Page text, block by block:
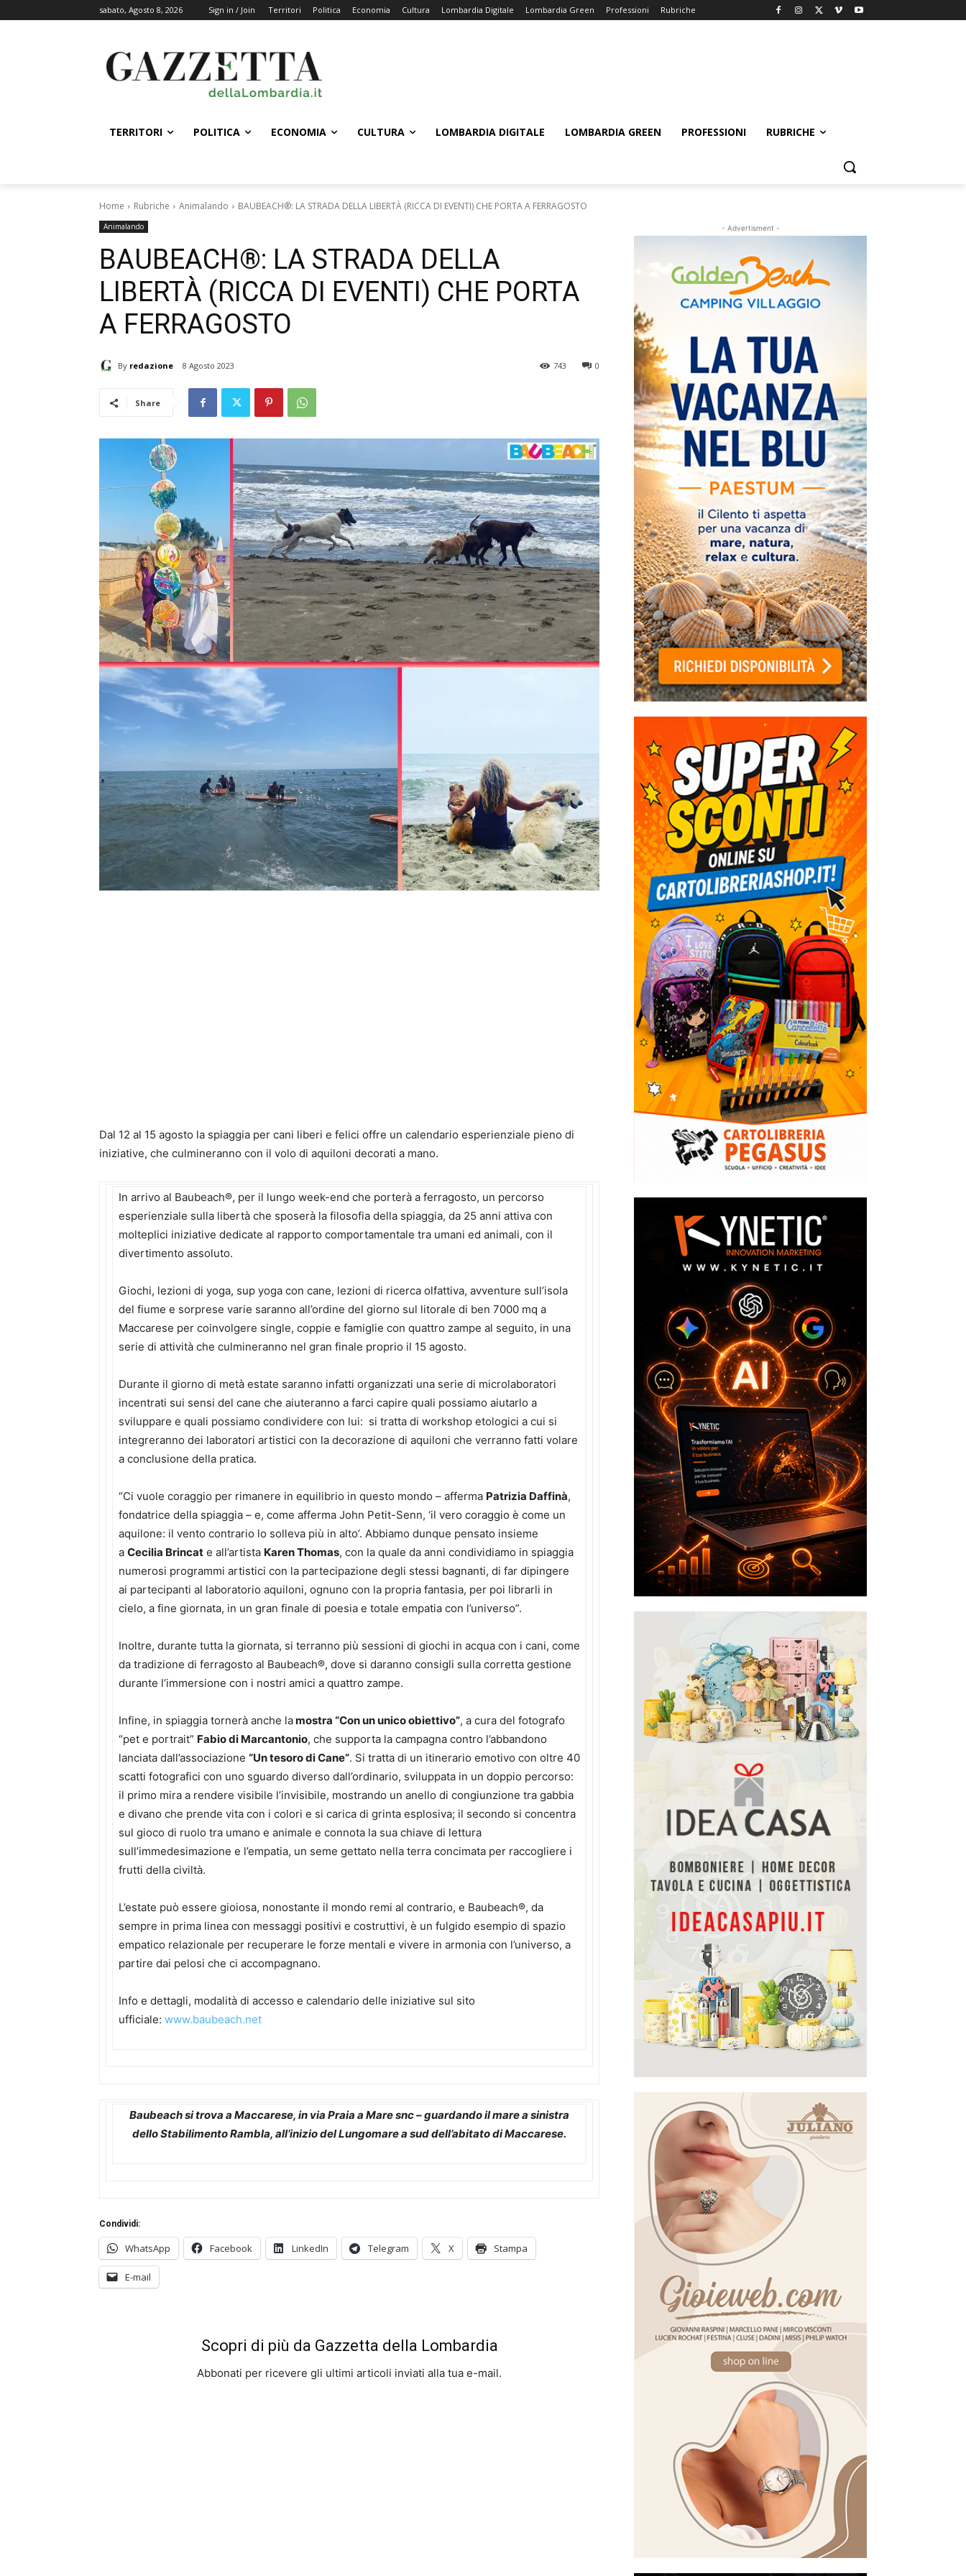
sabato, Agosto 8, 2026 Sign in / Join Territori Politica Economia Cultura Lombardia Digitale Lombardia Green Professioni Rubriche
TERRITORI POLITICA ECONOMIA CULTURA LOMBARDIA DIGITALE LOMBARDIA GREEN PROFESSIONI RUBRICHE
Home Rubriche Animalando BAUBEACH®: LA STRADA DELLA LIBERTÀ (RICCA DI EVENTI) CHE PORTA A FERRAGOSTO
Animalando
BAUBEACH®: LA STRADA DELLA
LIBERTÀ (RICCA DI EVENTI) CHE PORTA
A FERRAGOSTO
By redazione 8 Agosto 2023 0
743
Share
Dal 12 al 15 agosto la spiaggia per cani liberi e felici offre un calendario esperienziale pieno di
iniziative, che culmineranno con il volo di aquiloni decorati a mano.
In arrivo al Baubeach®, per il lungo week-end che porterà a ferragosto, un percorso
esperienziale sulla libertà che sposerà la filosofia della spiaggia, da 25 anni attiva con
molteplici iniziative dedicate al rapporto comportamentale tra umani ed animali, con il
divertimento assoluto.
Giochi, lezioni di yoga, sup yoga con cane, lezioni di ricerca olfattiva, avventure sull’isola
del fiume e sorprese varie saranno all’ordine del giorno sul litorale di ben 7000 mq a
Maccarese per coinvolgere single, coppie e famiglie con quattro zampe al seguito, in una
serie di attività che culmineranno nel gran finale proprio il 15 agosto.
Durante il giorno di metà estate saranno infatti organizzati una serie di microlaboratori
incentrati sui sensi del cane che aiuteranno a farci capire quali possiamo aiutarlo a
sviluppare e quali possiamo condividere con lui: si tratta di workshop etologici a cui si
integreranno dei laboratori artistici con la decorazione di aquiloni che verranno fatti volare
a conclusione della pratica.
“Ci vuole coraggio per rimanere in equilibrio in questo mondo – afferma Patrizia Daffinà,
fondatrice della spiaggia – e, come afferma John Petit-Senn, ‘il vero coraggio è come un
aquilone: il vento contrario lo solleva più in alto’. Abbiamo dunque pensato insieme
a Cecilia Brincat e all’artista Karen Thomas, con la quale da anni condividiamo in spiaggia
numerosi programmi artistici con la partecipazione degli stessi bagnanti, di far dipingere
ai partecipanti al laboratorio aquiloni, ognuno con la propria fantasia, per poi librarli in
cielo, a fine giornata, in un gran finale di poesia e totale empatia con l’universo”.
Inoltre, durante tutta la giornata, si terranno più sessioni di giochi in acqua con i cani, come
da tradizione di ferragosto al Baubeach®, dove si daranno consigli sulla corretta gestione
durante l’immersione con i nostri amici a quattro zampe.
Infine, in spiaggia tornerà anche lamostra “Con un unico obiettivo”, a cura del fotografo
“pet e portrait” Fabio di Marcantonio, che supporta la campagna contro l’abbandono
lanciata dall’associazione “Un tesoro di Cane”. Si tratta di un itinerario emotivo con oltre 40
scatti fotografici con uno sguardo diverso dall’ordinario, sviluppata in un doppio percorso:
il primo mira a rendere visibile l’invisibile, mostrando un anello di congiunzione tra gabbia
e divano che prende vita con i colori e si carica di grinta esplosiva; il secondo si concentra
sul gioco di ruolo tra umano e animale e connota la sua chiave di lettura
sull’immedesimazione e l’empatia, un seme gettato nella terra concimata per raccogliere i
frutti della civiltà.
L’estate può essere gioiosa, nonostante il mondo remi al contrario, e Baubeach®, da
sempre in prima linea con messaggi positivi e costruttivi, è un fulgido esempio di spazio
empatico relazionale per recuperare le forze mentali e vivere in armonia con l’universo, a
partire dai pelosi che ci accompagnano.
Info e dettagli, modalità di accesso e calendario delle iniziative sul sito
ufficiale: www.baubeach.net
Baubeach si trova a Maccarese, in via Praia a Mare snc – guardando il mare a sinistra
dello Stabilimento Rambla, all’inizio del Lungomare a sud dell’abitato di Maccarese.
Condividi:
WhatsApp Facebook LinkedIn Telegram X Stampa
E-mail
Scopri di più da Gazzetta della Lombardia
Abbonati per ricevere gli ultimi articoli inviati alla tua e-mail.
- Advertisment -